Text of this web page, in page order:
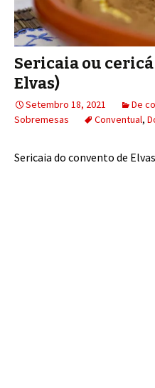
Sericaia ou
Elvas)
Setembro 18, 2021 De
Sobremesas
Conventual,
Sericaia do convento de Elvas